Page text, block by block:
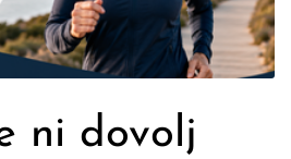
ni dovolj